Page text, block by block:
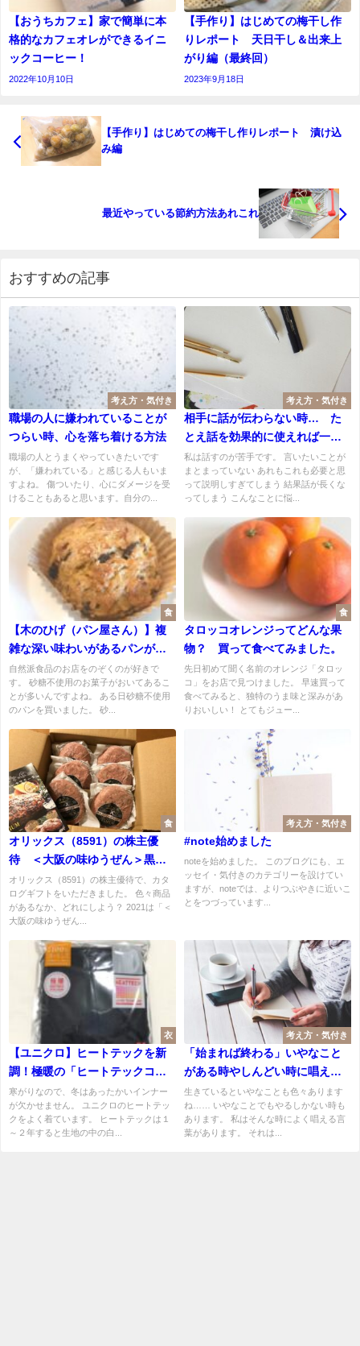
【おうちカフェ】家で簡単に本
格的なカフェオレができるイニ
ックコーヒー！
2022年10月10日
【手作り】はじめての梅干し作
りレポート 天日干し＆出来上
がり編（最終回）
2023年9月18日
【手作り】はじめての梅干し作りレポート 漬け込
み編
最近やっている節約方法あれこれ
おすすめの記事
考え方・気付き
職場の人に嫌われていることが
つらい時、心を落ち着ける方法
職場の人とうまくやっていきたいです
が、「嫌われている」と感じる人もいま
すよね。 傷ついたり、心にダメージを受
けることもあると思います。自分の...
考え方・気付き
相手に話が伝わらない時… た
とえ話を効果的に使えれば一瞬
にして強く相手に伝えられるよ
うになるかも。
私は話すのが苦手です。 言いたいことが
まとまっていない あれもこれも必要と思
って説明しすぎてしまう 結果話が長くな
ってしまう こんなことに悩...
食
【木のひげ（パン屋さん）】複
雑な深い味わいがあるパンが好
きな方に。砂糖不使用のパンや
お菓子。
自然派食品のお店をのぞくのが好きで
す。 砂糖不使用のお菓子がおいてあるこ
とが多いんですよね。 ある日砂糖不使用
のパンを買いました。 砂...
食
タロッコオレンジってどんな果
物？ 買って食べてみました。
先日初めて聞く名前のオレンジ「タロッ
コ」をお店で見つけました。 早速買って
食べてみると、独特のうま味と深みがあ
りおいしい！ とてもジュー...
食
オリックス（8591）の株主優
待 ＜大阪の味ゆうぜん＞黒毛
和牛と黒豚の生ハンバーグ
オリックス（8591）の株主優待で、カタ
ログギフトをいただきました。 色々商品
があるなか、どれにしよう？ 2021は「＜
大阪の味ゆうぜん...
考え方・気付き
#note始めました
noteを始めました。 このブログにも、エ
ッセイ・気付きのカテゴリーを設けてい
ますが、noteでは、よりつぶやきに近いこ
とをつづっています...
衣
【ユニクロ】ヒートテックを新
調！極暖の「ヒートテックコッ
トン」を購入しました。
寒がりなので、冬はあったかいインナー
が欠かせません。 ユニクロのヒートテッ
クをよく着ています。 ヒートテックは１
～２年すると生地の中の白...
考え方・気付き
「始まれば終わる」いやなこと
がある時やしんどい時に唱える
言葉。
生きているといやなことも色々あります
ね…… いやなことでもやるしかない時も
あります。 私はそんな時によく唱える言
葉があります。 それは...